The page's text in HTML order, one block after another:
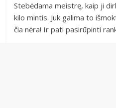
Stebėdama meistrę, kaip ji
kilo mintis. Juk galima to
čia nėra! Ir pati pasirūpinti